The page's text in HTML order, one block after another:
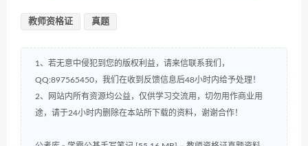
教师资格证 真题
1、若无意中侵犯到您的版权利益，请来信联系我们，
QQ:897565450，我们在收到反馈信息后48小时内给予处理！
2、网站内所有资源均公益，仅供学习交流用，切勿用作商业用
途，请于24小时内删除在本站所下载的资料，谢谢合作！